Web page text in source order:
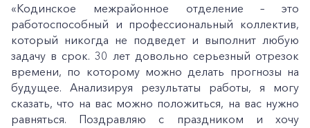
«Кодинское межрайонное отделение – это
работоспособный и профессиональный коллектив,
который никогда не подведет и выполнит любую
задачу в срок. 30 лет довольно серьезный отрезок
времени, по которому можно делать прогнозы на
будущее. Анализируя результаты работы, я могу
сказать, что на вас можно положиться, на вас нужно
равняться. Поздравляю с праздником и хочу